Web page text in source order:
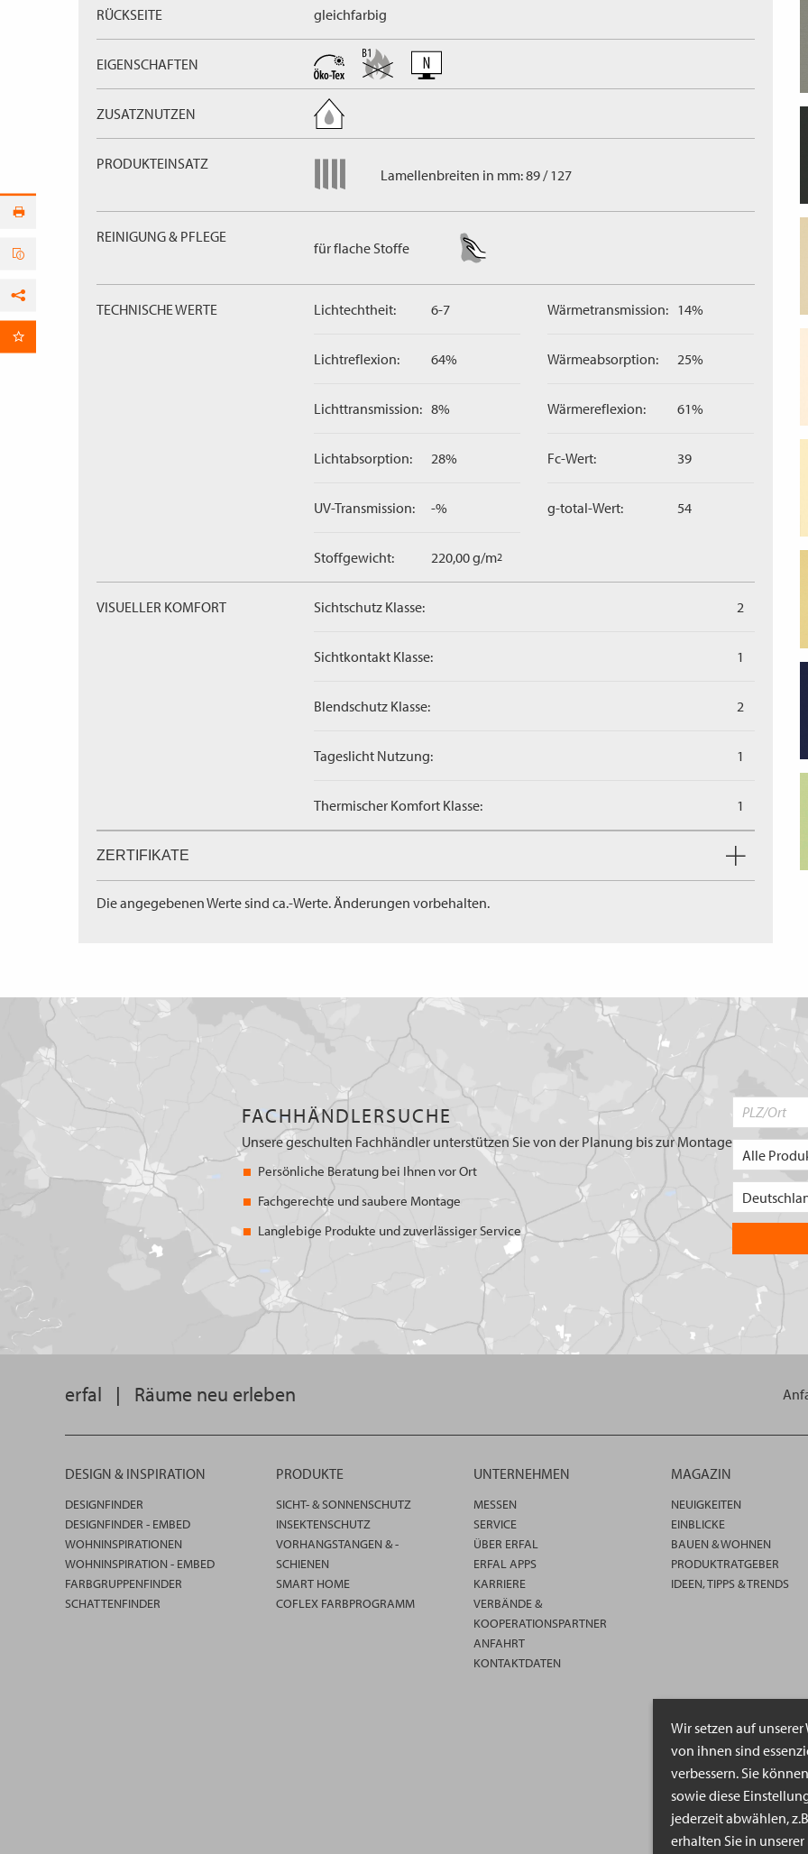
Wir setzen auf
von ihnen sind
verbessern. Sie
sowie diese
jederzeit abwählen,
erhalten Sie in
RÜCKSEITE gleichfarbig
EIGENSCHAFTEN
ZUSATZNUTZEN
PRODUKTEINSATZ
Lamellenbreiten in mm: 89 / 127
REINIGUNG & PFLEGE
für flache Stoffe
TECHNISCHE WERTE Lichtechtheit: 6-7
Lichtreflexion: 64%
Lichttransmission: 8%
Lichtabsorption: 28%
UV-Transmission: -%
Stoffgewicht: 220,00 g/m2
Wärmetransmission: 14%
Wärmeabsorption: 25%
Wärmereflexion: 61%
Fc-Wert: 39
g-total-Wert: 54
VISUELLER KOMFORT Sichtschutz Klasse: 2
Sichtkontakt Klasse: 1
Blendschutz Klasse: 2
Tageslicht Nutzung: 1
Thermischer Komfort Klasse: 1
ZERTIFIKATE
Die angegebenen Werte sind ca.-Werte. Änderungen vorbehalten.
Facebook
FACHHÄNDLERSUCHE
Unsere geschulten Fachhändler unterstützen Sie von der Planung bis zur Montage
Persönliche Beratung bei Ihnen vor Ort
Fachgerechte und saubere Montage
Langlebige Produkte und zuverlässiger Service
erfal | Räume neu erleben
DESIGN & INSPIRATION
DESIGNFINDER
DESIGNFINDER - EMBED
WOHNINSPIRATIONEN
WOHNINSPIRATION - EMBED
FARBGRUPPENFINDER
SCHATTENFINDER
PRODUKTE
SICHT- & SONNENSCHUTZ
INSEKTENSCHUTZ
VORHANGSTANGEN & -
SCHIENEN
SMART HOME
COFLEX FARBPROGRAMM
UNTERNEHMEN
MESSEN
SERVICE
ÜBER ERFAL
ERFAL APPS
KARRIERE
VERBÄNDE &
KOOPERATIONSPARTNER
ANFAHRT
KONTAKTDATEN
MAGAZIN
NEUIGKEITEN
EINBLICKE
BAUEN & WOHNEN
PRODUKTRATGEBER
IDEEN, TIPPS & TRENDS